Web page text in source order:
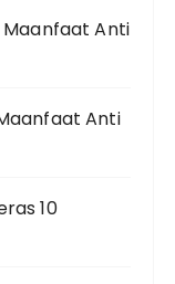
Maanfaat Anti
Anti
10